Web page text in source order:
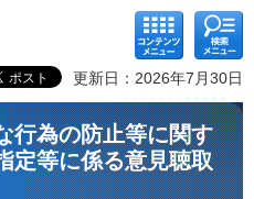
コンテ
ンツメ
ニュー
検索メ
ニュー
更新日：2026年7月30日
行為の防止等に関す
定等に係る意見聴取